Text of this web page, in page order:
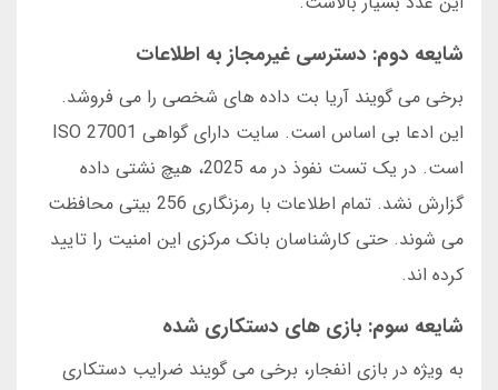
شایعه دوم: دسترسی غیرمجاز به اطلاعات
برخی می گویند آریا بت داده های شخصی را می فروشد.
این ادعا بی اساس است. سایت دارای گواهی ISO 27001
است. در یک تست نفوذ در مه 2025، هیچ نشتی داده
گزارش نشد. تمام اطلاعات با رمزنگاری 256 بیتی محافظت
می شوند. حتی کارشناسان بانک مرکزی این امنیت را تایید
کرده اند.
شایعه سوم: بازی های دستکاری شده
به ویژه در بازی انفجار، برخی می گویند ضرایب دستکاری